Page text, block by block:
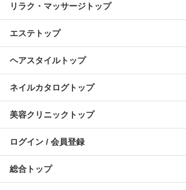
リラク・マッサージトップ
エステトップ
ヘアスタイルトップ
ネイルカタログトップ
美容クリニックトップ
ログイン / 会員登録
総合トップ